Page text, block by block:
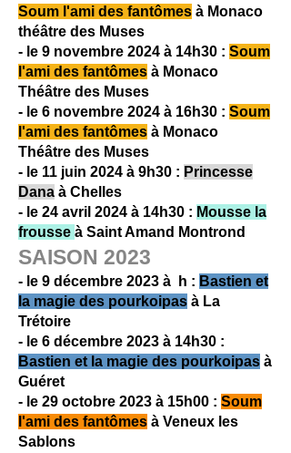
Soum l'ami des fantômes à Monaco
théâtre des Muses
- le 9 novembre 2024 à 14h30 : Soum
l'ami des fantômes à Monaco
Théâtre des Muses
- le 6 novembre 2024 à 16h30 : Soum
l'ami des fantômes à Monaco
Théâtre des Muses
- le 11 juin 2024 à 9h30 : Princesse
Dana à Chelles
- le 24 avril 2024 à 14h30 : Mousse la
frousse à Saint Amand Montrond
SAISON 2023
- le 9 décembre 2023 à h : Bastien et
la magie des pourkoipas à La
Trétoire
- le 6 décembre 2023 à 14h30 :
Bastien et la magie des pourkoipas à
Guéret
- le 29 octobre 2023 à 15h00 : Soum
l'ami des fantômes à Veneux les
Sablons